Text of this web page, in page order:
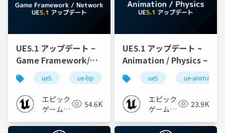
UE5.1 アップデート ~
Game Framework/
Network ~
ue5 ue-bp ue-ui ue-ai ue-
エピック
ゲームズ
54.6K
UE5.1 アップデート ~
Animation / Physics ~
ue5 ue-animation
エピック
ゲームズ
23.9K